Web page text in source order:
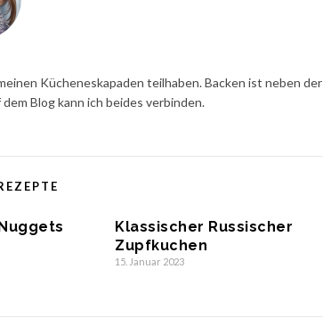
Kücheneskapaden teilhaben. Backen ist neben der
Blog kann ich beides verbinden.
Klassischer Russischer
Zupfkuchen
15. Januar 2023